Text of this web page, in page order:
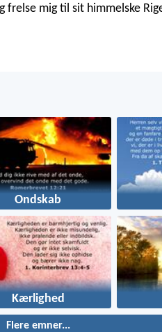
frelse mig til sit himmelske
Ondskab
Kærlighed
Flere emner...